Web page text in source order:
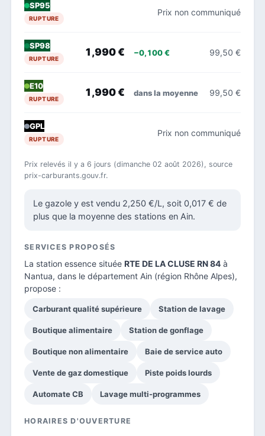
SP95
RUPTURE
Prix non communiqué
SP98
RUPTURE
1,990 € −0,100 € 99,50 €
E10
RUPTURE
1,990 € dans la moyenne 99,50 €
GPL
RUPTURE
Prix non communiqué
Prix relevés il y a 6 jours (dimanche 02 août 2026), source
prix-carburants.gouv.fr.
Le gazole y est vendu 2,250 €/L, soit 0,017 € de
plus que la moyenne des stations en Ain.
SERVICES PROPOSÉS
La station essence située RTE DE LA CLUSE RN 84 à
Nantua, dans le département Ain (région Rhône Alpes),
propose :
Carburant qualité supérieure Station de lavage
Boutique alimentaire Station de gonflage
Boutique non alimentaire Baie de service auto
Vente de gaz domestique Piste poids lourds
Automate CB Lavage multi-programmes
HORAIRES D'OUVERTURE